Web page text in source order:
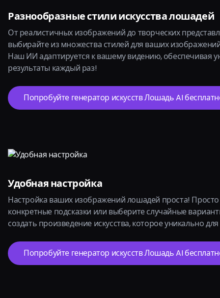
Разнообразные стили искусства лошадей
От реалистичных изображений до творческих
выбирайте из множества стилей для ваших
Наш ИИ адаптируется к вашему видению, обеспечивая
результаты каждый раз!
Попробуйте генератор искусств Лошадь AI
Удобная настройка
Настройка ваших изображений лошадей проста! Просто
конкретные подсказки или выберите случайные
создать произведение искусства, которое уникально для
Попробуйте генератор искусств Лошадь AI